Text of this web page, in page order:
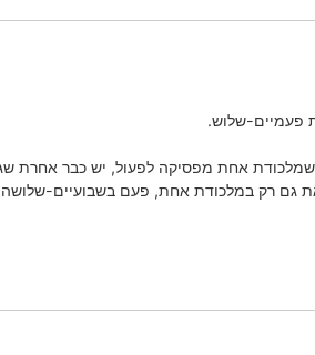
פעמיים-שלוש.
אחת מפסיקה לפעול, יש כבר אחרת
גם רק במלכודת אחת, פעם בשבועיים-